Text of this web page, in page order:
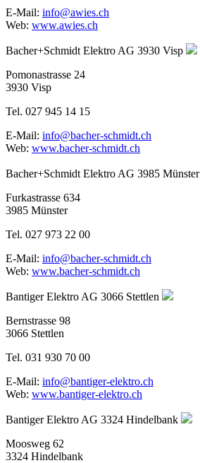
E-Mail: info@awies.ch
Web: www.awies.ch
Bacher+Schmidt Elektro AG 3930 Visp
Pomonastrasse 24
3930 Visp
Tel. 027 945 14 15
E-Mail: info@bacher-schmidt.ch
Web: www.bacher-schmidt.ch
Bacher+Schmidt Elektro AG 3985 Münster
Furkastrasse 634
3985 Münster
Tel. 027 973 22 00
E-Mail: info@bacher-schmidt.ch
Web: www.bacher-schmidt.ch
Bantiger Elektro AG 3066 Stettlen
Bernstrasse 98
3066 Stettlen
Tel. 031 930 70 00
E-Mail: info@bantiger-elektro.ch
Web: www.bantiger-elektro.ch
Bantiger Elektro AG 3324 Hindelbank
Moosweg 62
3324 Hindelbank